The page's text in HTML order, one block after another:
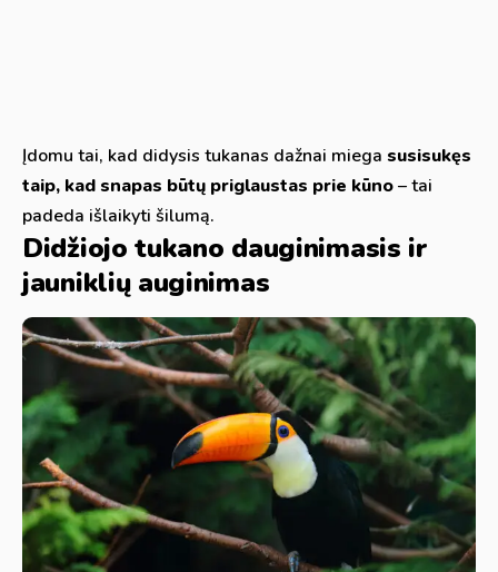
Įdomu tai, kad didysis tukanas dažnai miega susisukęs
taip, kad snapas būtų priglaustas prie kūno– tai
padeda išlaikyti šilumą.
Didžiojo tukano dauginimasis ir
jauniklių auginimas